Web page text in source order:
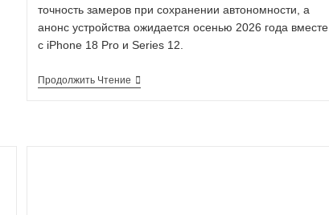
точность замеров при сохранении автономности, а
анонс устройства ожидается осенью 2026 года вместе
с iPhone 18 Pro и Series 12.
Продолжить Чтение